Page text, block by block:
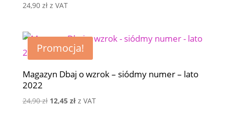
24,90 zł z VAT
Promocja!
Magazyn Dbaj o wzrok – siódmy numer – lato
2022
24,90zł Pierwotna
12,45 złAktualna
z VAT